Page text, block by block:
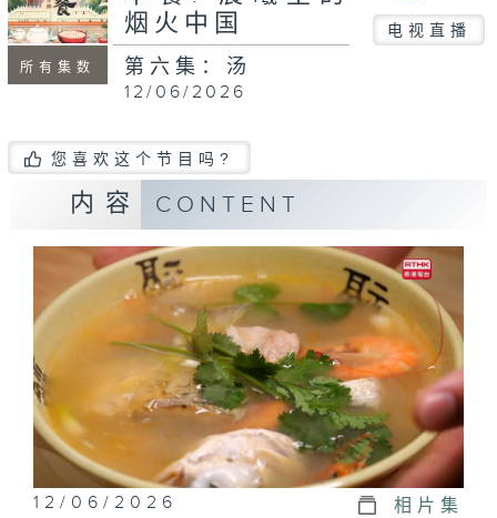
所有集数
烟火中国
电视直播
第六集：汤
12/06/2026
您喜欢这个节目吗?
内容 CONTENT
12/06/2026 相片集